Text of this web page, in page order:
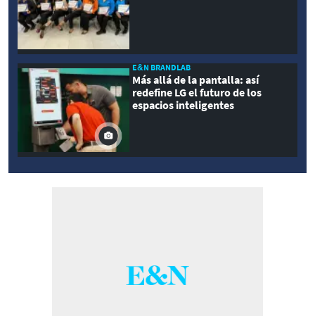
E&N BRANDLAB
Más allá de la pantalla: así
redefine LG el futuro de los
espacios inteligentes